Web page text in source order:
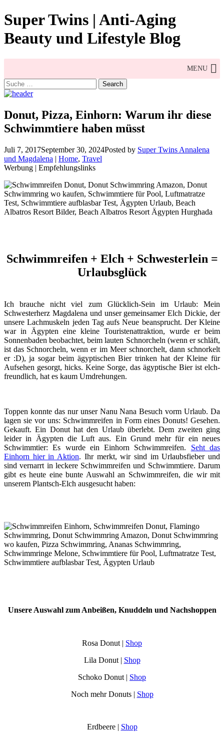
Skip
to
content
Super Twins | Anti-Aging
Beauty und Lifestyle Blog
MENU
Search
for:
Donut, Pizza, Einhorn: Warum ihr diese
Schwimmtiere haben müsst
Juli 7, 2017September 30, 2024Posted by Super Twins Annalena
und Magdalena | Home, Travel
Werbung | Empfehlungslinks
Schwimmreifen + Elch + Schwesterlein =
Urlaubsglück
Ich brauche nicht viel zum Glücklich-Sein im Urlaub: Mein
Schwesterherz Magdalena und unser gemeinsamer Elch Dickie, der
unsere Lachmuskeln jeden Tag aufs Neue beansprucht. Der Kleine
war in Ägypten eine kleine Touristenattraktion, wurde er beim
Sonnenbaden beobachtet, beim lauten Schnorcheln (wenn er schläft,
ist das Schnorcheln, wenn er im Meer schnorchelt, dann schnorkelt
er :D), ja sogar beim ägyptischen Bier trinken hat der Kleine für
Aufsehen gesorgt, hicks. Keine Sorge, das ägyptische Bier ist elch-
freundlich, hat es kaum Umdrehungen.
Toppen konnte das nur unser Nanu Nana Besuch vorm Urlaub. Da
lagen sie vor uns: Schwimmreifen in Form eines Donuts! Gesehen.
Gekauft. Ein Donut hat den Urlaub überlebt. Dem zweiten ging
leider in Ägypten die Luft aus. Ein Grund mehr für ein neues
Schwimmtier: Es wurde ein Einhorn Schwimmreifen. Seht das
Einhorn hier in Aktion. Ihr merkt, wir sind im Urlaubsfieber und
sind vernarrt in leckere Schwimmreifen und Schwimmtiere. Darum
gibt es heute eine bunte Auswahl an Schwimmreifen, die wir mit
unserem Plantsch-Elch ausgesucht haben:
Unsere Auswahl zum Anbeißen, Knuddeln und Nachshoppen
Rosa Donut | Shop
Lila Donut | Shop
Schoko Donut | Shop
Noch mehr Donuts | Shop
Erdbeere | Shop